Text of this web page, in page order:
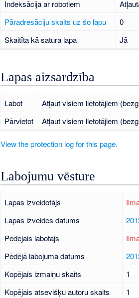
Indeksācija ar robotiem
Pāradresāciju skaits uz šo lapu
0
Skaitīta kā satura lapa
Jā
Lapas aizsardzība
Labot
Atļaut visiem lietotājiem
Pārvietot
Atļaut visiem lietotājiem
View the protection log for this page.
Labojumu vēsture
Lapas izveidotājs
Lapas izveides datums
Pēdējais labotājs
Pēdējā labojuma datums
Kopējais izmaiņu skaits
1
Kopējais atsevišķu autoru skaits
1